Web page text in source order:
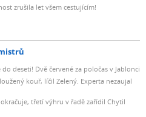
zrušila let všem cestujícím!
deseti! Dvě červené za poločas v Jablonci
kouř, líčil Zelený. Experta nezaujal
třetí výhru v řadě zařídil Chytil